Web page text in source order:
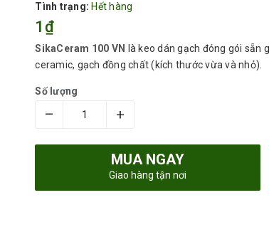
Tình trạng: Hết hàng
1₫
SikaCeram 100 VN
là keo dán gạch đóng gói sẵn
ceramic, gạch đồng chất (kích thước vừa và nhỏ).
Số lượng
– +
MUA NGAY
Giao hàng tận nơi